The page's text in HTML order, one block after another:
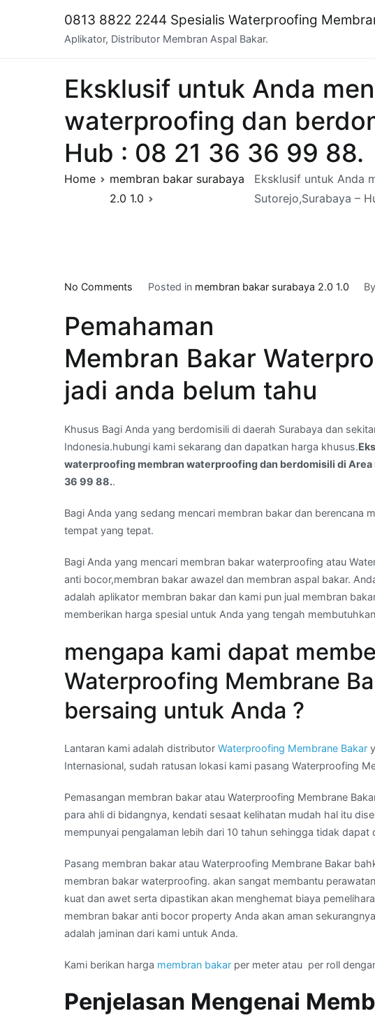
0813 8822 2244 Spesialis Waterproofing
Aplikator, Distributor Membran Aspal Bakar.
Eksklusif untuk Anda
waterproofing dan
Hub : 08 21 36 36 99 88.
Home
membran bakar surabaya
2.0 1.0
Eksklusif untuk Anda
Sutorejo,Surabaya –
No Comments
untuk
Anda
mencari
waterproofing
waterproofing
dan
berdomisili
Dukuh
Sutorejo,Surabaya
Hub
:
08
21
36
88.
Posted in membran bakar surabaya 2.0 1.0
Pemahaman
Membran Bakar
jadi anda belum tahu
Khusus Bagi Anda yang berdomisili di daerah Surabaya dan
Indonesia.hubungi kami sekarang dan dapatkan harga khusus.
waterproofing membran waterproofing dan berdomisili di Area
36 99 88..
Bagi Anda yang sedang mencari membran bakar dan berencana
tempat yang tepat.
Bagi Anda yang mencari membran bakar waterproofing atau
anti bocor,membran bakar awazel dan membran aspal bakar.
adalah aplikator membran bakar dan kami pun jual membran
memberikan harga spesial untuk Anda yang tengah
mengapa kami dapat
Waterproofing Membrane
bersaing untuk Anda ?
Lantaran kami adalah distributor Waterproofing Membrane Bakar
Internasional, sudah ratusan lokasi kami pasang Waterproofing
Pemasangan membran bakar atau Waterproofing Membrane
para ahli di bidangnya, kendati sesaat kelihatan mudah hal itu
mempunyai pengalaman lebih dari 10 tahun sehingga tidak dapat
Pasang membran bakar atau Waterproofing Membrane Bakar
membran bakar waterproofing. akan sangat membantu
kuat dan awet serta dipastikan akan menghemat biaya
membran bakar anti bocor property Anda akan aman
adalah jaminan dari kami untuk Anda.
Kami berikan harga membran bakar per meter atau per roll
Penjelasan Mengenai